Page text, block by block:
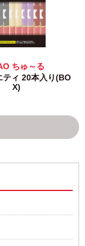
ちゅ～る
ティ 20本入り(BO
X)